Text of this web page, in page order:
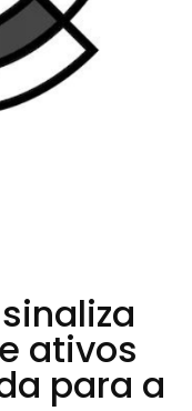
ativos
para a